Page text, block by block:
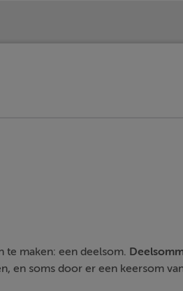
te maken: een deelsom.
en soms door er een keersom